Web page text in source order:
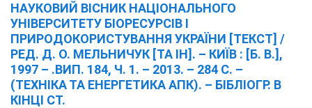
НАУКОВИЙ ВІСНИК НАЦІОНАЛЬНОГО
УНІВЕРСИТЕТУ БІОРЕСУРСІВ І
ПРИРОДОКОРИСТУВАННЯ УКРАЇНИ [ТЕКСТ] /
РЕД. Д. О. МЕЛЬНИЧУК [ТА ІН]. – КИЇВ : [Б. В.],
1997 – .ВИП. 184, Ч. 1. – 2013. – 284 С. –
(ТЕХНІКА ТА ЕНЕРГЕТИКА АПК). – БІБЛІОГР. В
КІНЦІ СТ.